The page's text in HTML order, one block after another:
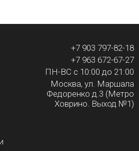
+7 903 797-82-18
+7 963 672-67-27
ПН-ВС с 10:00 до 21:00
Москва, ул. Маршала
Федоренко д.3 (Метро
Ховрино. Выход №1)